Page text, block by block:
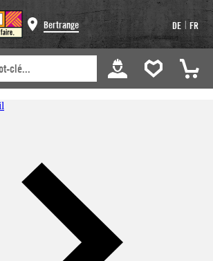
Bertrange DE | FR